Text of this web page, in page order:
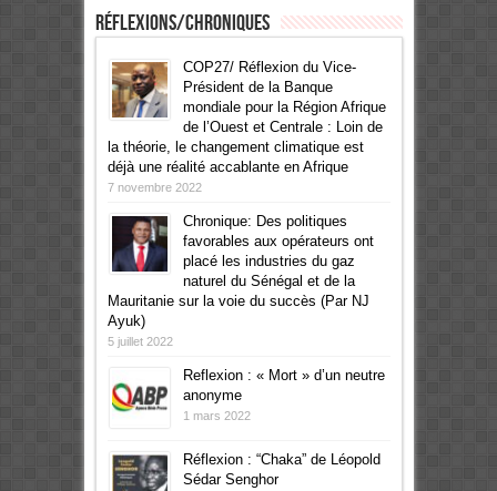
Réflexions/Chroniques
COP27/ Réflexion du Vice-
Président de la Banque
mondiale pour la Région Afrique
de l’Ouest et Centrale : Loin de
la théorie, le changement climatique est
déjà une réalité accablante en Afrique
7 novembre 2022
Chronique: Des politiques
favorables aux opérateurs ont
placé les industries du gaz
naturel du Sénégal et de la
Mauritanie sur la voie du succès (Par NJ
Ayuk)
5 juillet 2022
Reflexion : « Mort » d’un neutre
anonyme
1 mars 2022
Réflexion : “Chaka” de Léopold
Sédar Senghor